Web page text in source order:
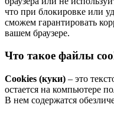
что при блокировке или
сможем гарантировать
вашем браузере.
Что такое файлы
Cookies (куки) – это
остается на компьютере
В нем содержатся